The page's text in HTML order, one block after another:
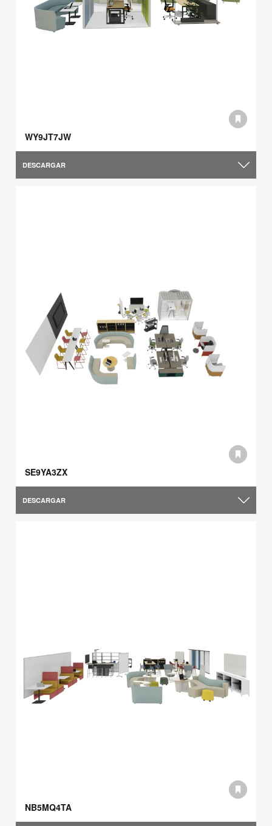
WY9JT7JW
DESCARGAR
SE9YA3ZX
DESCARGAR
NB5MQ4TA